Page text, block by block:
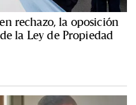
rechazo, la oposición
la Ley de Propiedad